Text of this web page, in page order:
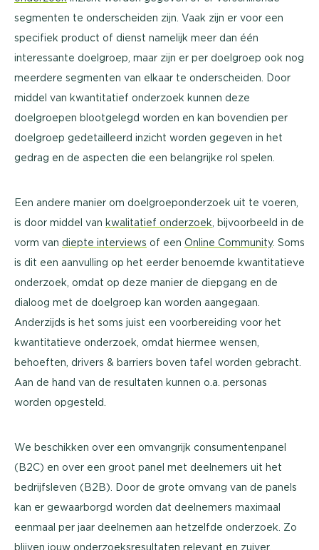
segmenten te onderscheiden zijn. Vaak zijn er voor een
specifiek product of dienst namelijk meer dan één
interessante doelgroep, maar zijn er per doelgroep ook nog
meerdere segmenten van elkaar te onderscheiden. Door
middel van kwantitatief onderzoek kunnen deze
doelgroepen blootgelegd worden en kan bovendien per
doelgroep gedetailleerd inzicht worden gegeven in het
gedrag en de aspecten die een belangrijke rol spelen.
Een andere manier om doelgroeponderzoek uit te voeren,
is door middel van kwalitatief onderzoek , bijvoorbeeld in de
vorm van diepte interviews of een Online Community. Soms
is dit een aanvulling op het eerder benoemde kwantitatieve
onderzoek, omdat op deze manier de diepgang en de
dialoog met de doelgroep kan worden aangegaan.
Anderzijds is het soms juist een voorbereiding voor het
kwantitatieve onderzoek, omdat hiermee wensen,
behoeften, drivers & barriers boven tafel worden gebracht.
Aan de hand van de resultaten kunnen o.a. personas
worden opgesteld.
We beschikken over een omvangrijk consumentenpanel
(B2C) en over een groot panel met deelnemers uit het
bedrijfsleven (B2B). Door de grote omvang van de panels
kan er gewaarborgd worden dat deelnemers maximaal
eenmaal per jaar deelnemen aan hetzelfde onderzoek. Zo
blijven jouw onderzoeksresultaten relevant en zuiver.